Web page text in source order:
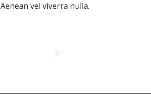
Aenean vel viverra nulla.